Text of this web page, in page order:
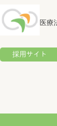
医療
採用サイト